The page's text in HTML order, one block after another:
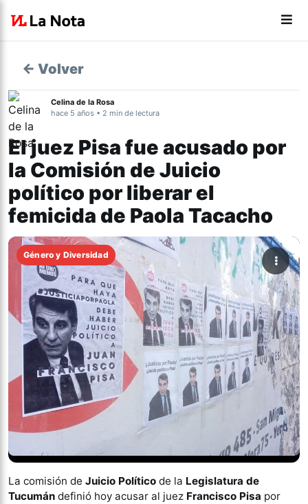
← Volver
Celina de la Rosa
hace 5 años • 2 min de lectura
El juez Pisa fue acusado por
la Comisión de Juicio
político por liberar el
femicida de Paola Tacacho
Género y Diversidad
La comisión de Juicio Político de la Legislatura de
Tucumán definió hoy acusar al juez Francisco Pisa por